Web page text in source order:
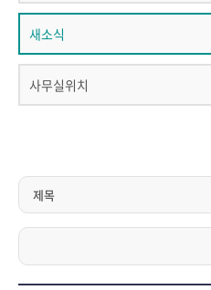
새소식
사무실위치